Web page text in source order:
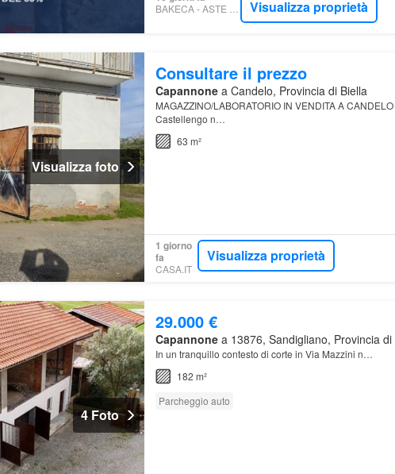
Visualizza proprietà
Visualizza foto
Consultare il prezzo
Capannonea Candelo, Provincia di Biella
MAGAZZINO/LABORATORIO IN VENDITA A
Castellengo n…
63 m²
1 giorno
fa
CASA.IT
Visualizza proprietà
4 Foto
29.000 €
Capannonea 13876, Sandigliano, Provincia di
In un tranquillo contesto di corte in Via Mazzini n…
182 m²
Parcheggio auto